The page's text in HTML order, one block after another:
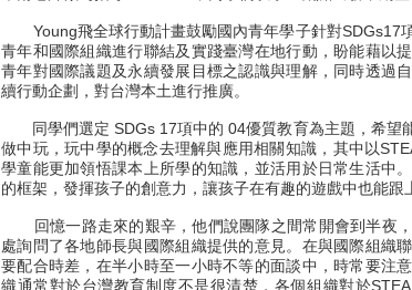
Young飛全球行動計畫鼓勵國內青年學子針對SDGs17
青年和國際組織進行聯結及實踐臺灣在地行動，盼能藉以
青年對國際議題及永續發展目標之認識與理解，同時透過
續行動企劃，對台灣本土進行推廣。
同學們選定 SDGs 17項中的 04優質教育為主題，希望
做中玩，玩中學的概念去理解與應用相關知識，其中以
學童能更加領悟課本上所學的知識，並活用於日常生活中
的框架，發揮孩子的創意力，讓孩子在有趣的遊戲中也能跟
回憶一路走來的艱辛，他們說團隊之間常開會到半夜，
處詢問了各地師長與國際組織提供的意見。在與國際組織
要配合時差，在半小時至一小時不等的面談中，時常要注
織通常對於台灣教育制度不是很清楚，各個組織對於